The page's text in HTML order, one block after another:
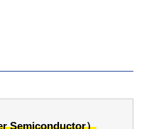
Semiconductor）